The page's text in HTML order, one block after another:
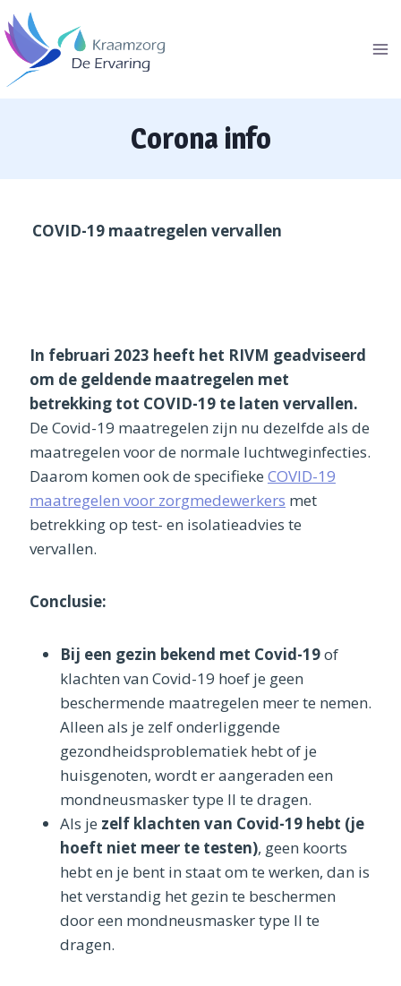
Doorgaan
naar
inhoud
Corona info
COVID-19 maatregelen vervallen
In februari 2023 heeft het RIVM geadviseerd
om de geldende maatregelen met
betrekking tot COVID-19 te laten vervallen.
De Covid-19 maatregelen zijn nu dezelfde als de
maatregelen voor de normale luchtweginfecties.
Daarom komen ook de specifieke COVID-19
maatregelen voor zorgmedewerkers met
betrekking op test- en isolatieadvies te
vervallen.
Conclusie:
Bij een gezin bekend met Covid-19of
klachten van Covid-19 hoef je geen
beschermende maatregelen meer te nemen.
Alleen als je zelf onderliggende
gezondheidsproblematiek hebt of je
huisgenoten, wordt er aangeraden een
mondneusmasker type II te dragen.
Als je zelf klachten van Covid-19 hebt (je
hoeft niet meer te testen), geen koorts
hebt en je bent in staat om te werken, dan is
het verstandig het gezin te beschermen
door een mondneusmasker type II te
dragen.